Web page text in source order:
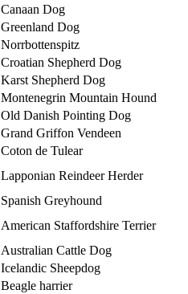
Canaan Dog
Greenland Dog
Norrbottenspitz
Croatian Shepherd Dog
Karst Shepherd Dog
Montenegrin Mountain Hound
Old Danish Pointing Dog
Grand Griffon Vendeen
Coton de Tulear
Lapponian Reindeer Herder
Spanish Greyhound
American Staffordshire Terrier
Australian Cattle Dog
Icelandic Sheepdog
Beagle harrier